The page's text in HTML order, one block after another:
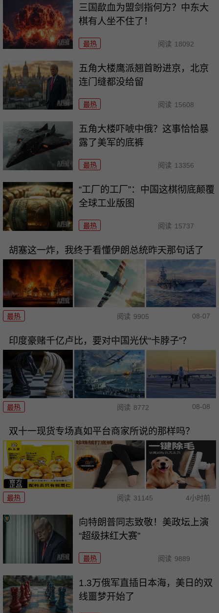
三国歃血为盟剑指何方？中东大
棋有人坐不住了！
最热 阅读 18092
五角大楼鹰派翘首盼进京，北京
连门缝都没给留
最热 阅读 15608
五角大楼吓唬中俄？这事恰恰暴
露了美军的底裤
最热 阅读 13356
“工厂的工厂”：中国这棋彻底颠覆
全球工业版图
最热 阅读 15737
胡塞这一炸，我终于看懂伊朗总统昨天那句话了
最热 阅读 9905 08-07
印度豪赌千亿卢比，要对中国光伏“卡脖子”？
最热 阅读 8772 08-08
双十一现货专场真如平台商家所说的那样吗？
最热 阅读 31145 4小时前
向特朗普同志致敬！美政坛上演
“超级抹红大赛”
最热 阅读 9889
1.3万俄军直插日本海，美日的双
线噩梦开始了